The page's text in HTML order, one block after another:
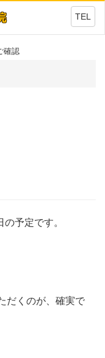
TEL
確認
予定です。
だくのが、確実で